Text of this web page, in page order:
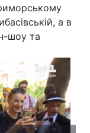
а в
шоу та